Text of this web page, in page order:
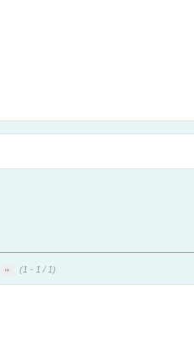
(1 - 1 / 1)